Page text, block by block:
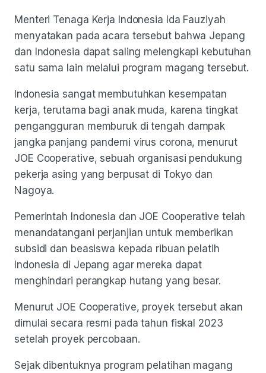
Menteri Tenaga Kerja Indonesia Ida Fauziyah
menyatakan pada acara tersebut bahwa Jepang
dan Indonesia dapat saling melengkapi kebutuhan
satu sama lain melalui program magang tersebut.
Indonesia sangat membutuhkan kesempatan
kerja, terutama bagi anak muda, karena tingkat
pengangguran memburuk di tengah dampak
jangka panjang pandemi virus corona, menurut
JOE Cooperative, sebuah organisasi pendukung
pekerja asing yang berpusat di Tokyo dan
Nagoya.
Pemerintah Indonesia dan JOE Cooperative telah
menandatangani perjanjian untuk memberikan
subsidi dan beasiswa kepada ribuan pelatih
Indonesia di Jepang agar mereka dapat
menghindari perangkap hutang yang besar.
Menurut JOE Cooperative, proyek tersebut akan
dimulai secara resmi pada tahun fiskal 2023
setelah proyek percobaan.
Sejak dibentuknya program pelatihan magang